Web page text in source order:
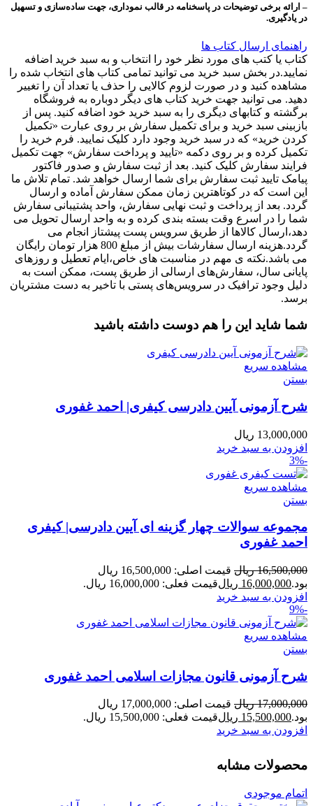
– ارائه برخی توضیحات در پاسخنامه در قالب نموداری، جهت ساده‌سازی ‌و تسهیل
در یادگیری.
راهنمای ارسال کتاب ها
کتاب یا کتب های مورد نظر خود را انتخاب و به سبد خرید اضافه
نمایید.در بخش سبد خرید می توانید تمامی کتاب های انتخاب شده را
مشاهده کنید و در صورت لزوم کالایی را حذف یا تعداد آن را تغییر
دهید. می توانید جهت خرید کتاب های دیگر دوباره به فروشگاه
برگشته و کتابهای دیگری را به سبد خرید خود اضافه کنید. پس از
بازبینی سبد خرید و برای تکمیل سفارش بر روی عبارت «تکمیل
کردن خرید» که در سبد خرید وجود دارد کلیک نمایید. فرم خرید را
تکمیل کرده و بر روی دکمه «تایید و پرداخت سفارش» جهت تکمیل
فرایند سفارش کلیک کنید. بعد از ثبت سفارش و صدور فاکتور
پیامک تایید ثبت سفارش برای شما ارسال خواهد شد. تمام تلاش ما
این است که در کوتاهترین زمان ممکن سفارش آماده و ارسال
گردد. بعد از پرداخت و ثبت نهایی سفارش، واحد پشتیبانی سفارش
شما را در اسرع وقت بسته بندی کرده و به واحد ارسال تحویل می
دهد،ارسال کالاها از طریق سرویس پست پیشتاز انجام می
گردد.هزینه ارسال سفارشات بیش از مبلغ 800 هزار تومان رایگان
می باشد.نکته ی مهم در مناسبت‌ های خاص،ایام تعطیل و روزهای
پایانی سال، سفارش‌‏های ارسالی از طریق پست، ممکن است به
دلیل وجود ترافیک در سرویس‌‏های پستی با تاخیر به دست مشتریان
برسد.
شما شاید این را هم دوست داشته باشید
مشاهده سریع
بستن
شرح آزمونی آیین دادرسی کیفری| احمد غفوری
13,000,000 ریال
افزودن به سبد خرید
-3%
مشاهده سریع
بستن
مجموعه سوالات چهار گزینه ای آیین دادرسی| کیفری
احمد غفوری
16,500,000 ریال
قیمت اصلی: 16,500,000 ریال
بود.16,000,000 ریالقیمت فعلی: 16,000,000 ریال.
افزودن به سبد خرید
-9%
مشاهده سریع
بستن
شرح آزمونی قانون مجازات اسلامی احمد غفوری
17,000,000 ریال
قیمت اصلی: 17,000,000 ریال
بود.15,500,000 ریالقیمت فعلی: 15,500,000 ریال.
افزودن به سبد خرید
محصولات مشابه
اتمام موجودی